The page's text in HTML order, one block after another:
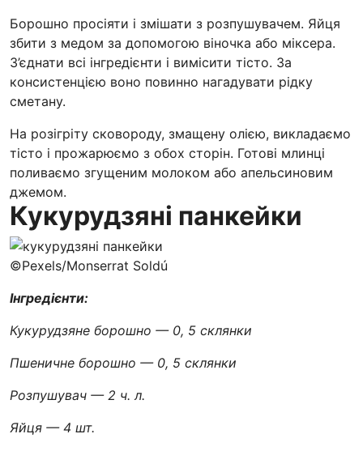
Борошно просіяти і змішати з розпушувачем. Яйця
збити з медом за допомогою віночка або міксера.
З’єднати всі інгредієнти і вимісити тісто. За
консистенцією воно повинно нагадувати рідку
сметану.
На розігріту сковороду, змащену олією, викладаємо
тісто і прожарюємо з обох сторін. Готові млинці
поливаємо згущеним молоком або апельсиновим
джемом.
Кукурудзяні панкейки
©Pexels/Monserrat Soldú
Інгредієнти:
Кукурудзяне борошно — 0, 5 склянки
Пшеничне борошно — 0, 5 склянки
Розпушувач — 2 ч. л.
Яйця — 4 шт.